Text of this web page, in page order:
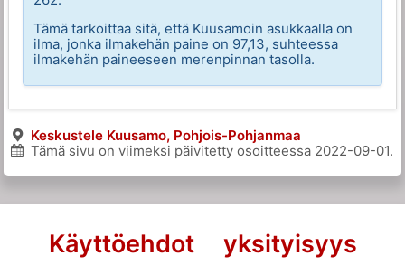
Tämä tarkoittaa sitä, että Kuusamoin asukkaalla on
ilma, jonka ilmakehän paine on 97,13, suhteessa
ilmakehän paineeseen merenpinnan tasolla.
Keskustele Kuusamo, Pohjois-Pohjanmaa
Tämä sivu on viimeksi päivitetty osoitteessa 2022-09-01.
Käyttöehdot yksityisyys